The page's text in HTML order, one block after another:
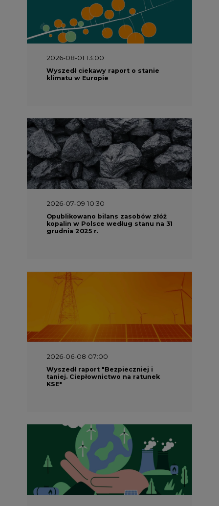
2026-08-01 13:00
Wyszedł ciekawy raport o stanie
klimatu w Europie
2026-07-09 10:30
Opublikowano bilans zasobów złóż
kopalin w Polsce według stanu na 31
grudnia 2025 r.
2026-06-08 07:00
Wyszedł raport "Bezpieczniej i
taniej. Ciepłownictwo na ratunek
KSE"